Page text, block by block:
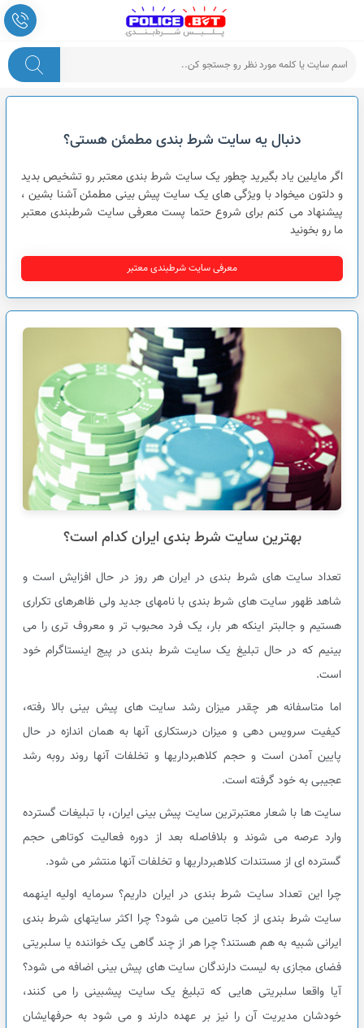
دنبال یه سایت شرط بندی مطمئن هستی؟
اگر مایلین یاد بگیرید چطور یک سایت شرط بندی معتبر رو تشخیص بدید
و دلتون میخواد با ویژگی های یک سایت پیش بینی مطمئن آشنا بشین ،
پیشنهاد می کنم برای شروع حتما پست معرفی سایت شرطبندی معتبر
ما رو بخونید
معرفی سایت شرطبندی معتبر
بهترین سایت شرط بندی ایران کدام است؟
تعداد سایت های شرط بندی در ایران هر روز در حال افزایش است و
شاهد ظهور سایت های شرط بندی با نامهای جدید ولی ظاهرهای تکراری
هستیم و جالبتر اینکه هر بار، یک فرد محبوب تر و معروف تری را می
بینیم که در حال تبلیغ یک سایت شرط بندی در پیج اینستاگرام خود
است.
اما متاسفانه هر چقدر میزان رشد سایت های پیش بینی بالا رفته،
کیفیت سرویس دهی و میزان درستکاری آنها به همان اندازه در حال
پایین آمدن است و حجم کلاهبرداریها و تخلفات آنها روند روبه رشد
عجیبی به خود گرفته است.
سایت ها با شعار معتبرترین سایت پیش بینی ایران، با تبلیغات گسترده
وارد عرصه می شوند و بلافاصله بعد از دوره فعالیت کوتاهی حجم
گسترده ای از مستندات کلاهبرداریها و تخلفات آنها منتشر می شود.
چرا این تعداد سایت شرط بندی در ایران داریم؟ سرمایه اولیه اینهمه
سایت شرط بندی از کجا تامین می شود؟ چرا اکثر سایتهای شرط بندی
ایرانی شبیه به هم هستند؟ چرا هر از چند گاهی یک خواننده یا سلبریتی
فضای مجازی به لیست دارندگان سایت های پیش بینی اضافه می شود؟
آیا واقعا سلبریتی هایی که تبلیغ یک سایت پیشبینی را می کنند،
خودشان مدیریت آن را نیز بر عهده دارند و می شود به حرفهایشان